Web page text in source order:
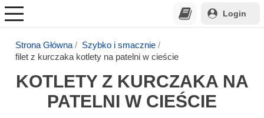
Login
Strona Główna
Szybko i smacznie
filet z kurczaka kotlety na patelni w cieście
KOTLETY Z KURCZAKA NA
PATELNI W CIEŚCIE